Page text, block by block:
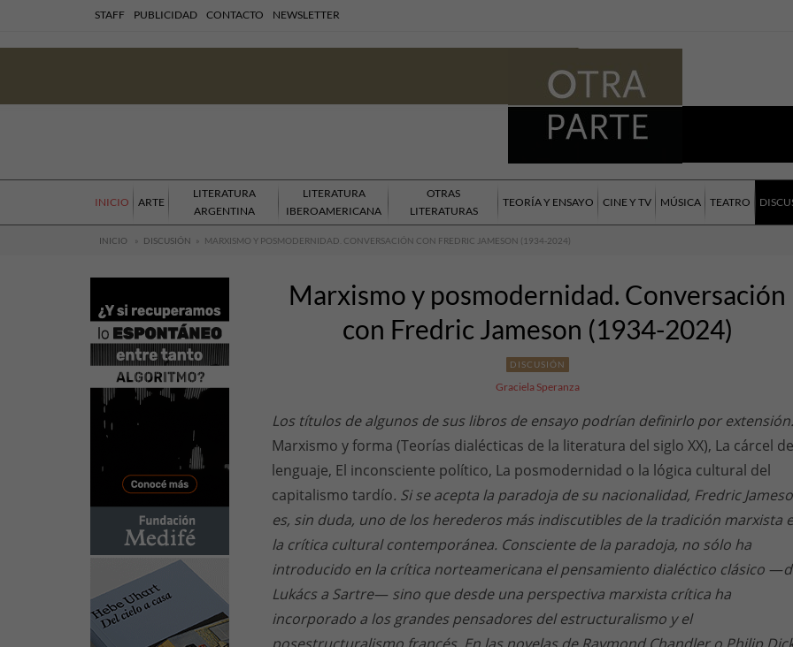
STAFF PUBLICIDAD CONTACTO NEWSLETTER
INICIO ARTE
LITERATURA
ARGENTINA
LITERATURA
IBEROAMERICANA
OTRAS
LITERATURAS
TEORÍA Y ENSAYO CINE Y TV MÚSICA TEATRO
INICIO » DISCUSIÓN » MARXISMO Y POSMODERNIDAD. CONVERSACIÓN CON FREDRIC JAMESON (1934-2024)
Marxismo y posmodernidad. Conversación
con Fredric Jameson (1934-2024)
DISCUSIÓN
Graciela Speranza
Los títulos de algunos de sus libros de ensayo podrían definirlo por extensión:
Marxismo y forma (Teorías dialécticas de la literatura del siglo XX), La cárcel
lenguaje, El inconsciente político, La posmodernidad o la lógica cultural del
capitalismo tardío. Si se acepta la paradoja de su nacionalidad, Fredric
es, sin duda, uno de los herederos más indiscutibles de la tradición marxista
la crítica cultural contemporánea. Consciente de la paradoja, no sólo ha
introducido en la crítica norteamericana el pensamiento dialéctico clásico —
Lukács a Sartre— sino que desde una perspectiva marxista crítica ha
incorporado a los grandes pensadores del estructuralismo y el